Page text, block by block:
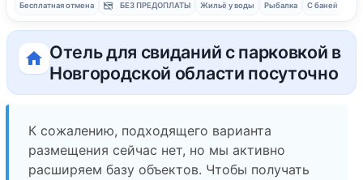
Бесплатная отмена БЕЗ ПРЕДОПЛАТЫ Жильё у воды Рыбалка С баней
Отель для свиданий с парковкой в
Новгородской области посуточно
К сожалению, подходящего варианта
размещения сейчас нет, но мы активно
расширяем базу объектов. Чтобы получать